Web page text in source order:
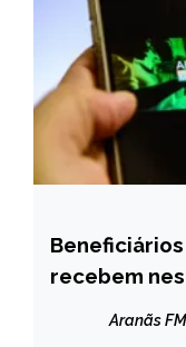
BRASIL
NOTÍCIAS
Beneficiários
recebem
Aranãs FM